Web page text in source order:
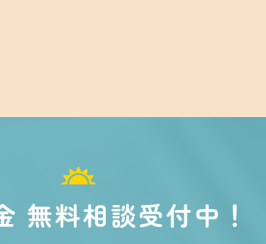
無料相談受付中！